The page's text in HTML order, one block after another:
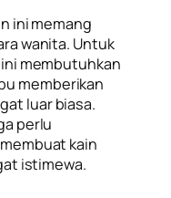
ini memang
wanita. Untuk
membutuhkan
memberikan
luar biasa.
perlu
kain
istimewa.